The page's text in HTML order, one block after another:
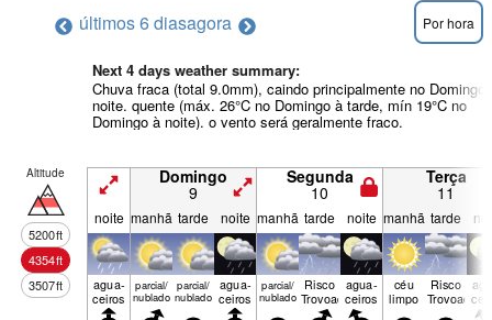
últimos 6 diasagora Por hora
Next 4 days weather summary:
Chuva fraca (total 9.0mm), caindo principalmente no Domingo
noite. quente (máx. 26°C no Domingo à tarde, mín 19°C no
Domingo à noite). o vento será geralmente fraco.
Altitude
5200ft
4354ft
3507ft
Domingo
9
Segunda
10
Terça
11
noite manhã tarde noite manhã tarde noite manhã tarde
agua­
ceiros
parcial/
nublado
parcial/
nublado
agua­
ceiros
parcial/
nublado
Risco
Trovoada
agua­
ceiros
céu
limpo
Risco
Trovoada